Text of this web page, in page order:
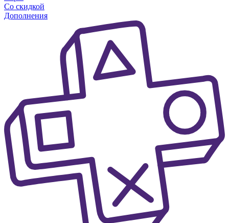
Со скидкой
Дополнения